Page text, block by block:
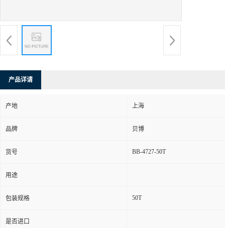
产品详请
产地 上海
品牌 贝博
货号 BB-4727-50T
用途
包装规格 50T
是否进口